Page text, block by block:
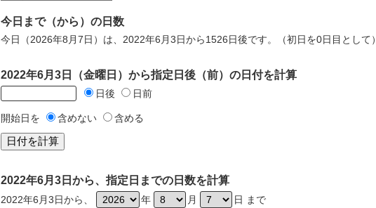
今日まで（から）の日数
今日（2026年8月7日）は、2022年6月3日から1526日後です。（初日を0日目として）
2022年6月3日（金曜日）から指定日後（前）の日付を計算
日後 日前
開始日を 含めない 含める
2022年6月3日から、指定日までの日数を計算
2022年6月3日から、 年 月 日 まで